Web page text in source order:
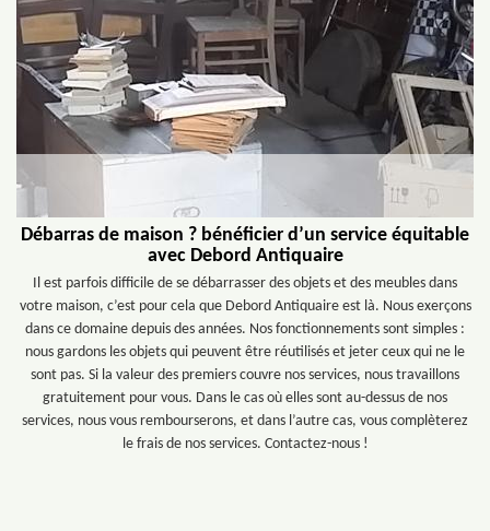
Débarras de maison ? bénéficier d’un service équitable
avec Debord Antiquaire
Il est parfois difficile de se débarrasser des objets et des meubles dans
votre maison, c’est pour cela que Debord Antiquaire est là. Nous exerçons
dans ce domaine depuis des années. Nos fonctionnements sont simples :
nous gardons les objets qui peuvent être réutilisés et jeter ceux qui ne le
sont pas. Si la valeur des premiers couvre nos services, nous travaillons
gratuitement pour vous. Dans le cas où elles sont au-dessus de nos
services, nous vous rembourserons, et dans l’autre cas, vous complèterez
le frais de nos services. Contactez-nous !